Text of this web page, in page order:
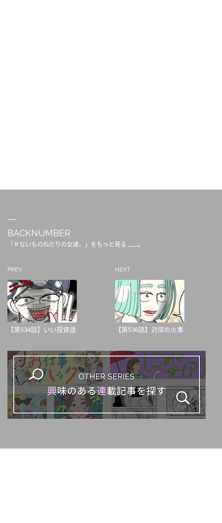
BACKNUMBER
「＃ないものねだりの女達。」をもっと見る
PREV
【第534話】いい投資話
NEXT
【第536話】対岸の火事